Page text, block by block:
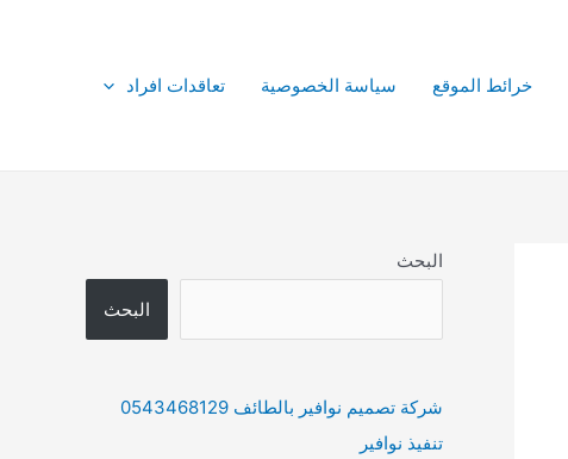
خرائط الموقع سياسة الخصوصية تعاقدات افراد
البحث
البحث
شركة تصميم نوافير بالطائف 0543468129
تنفيذ نوافير